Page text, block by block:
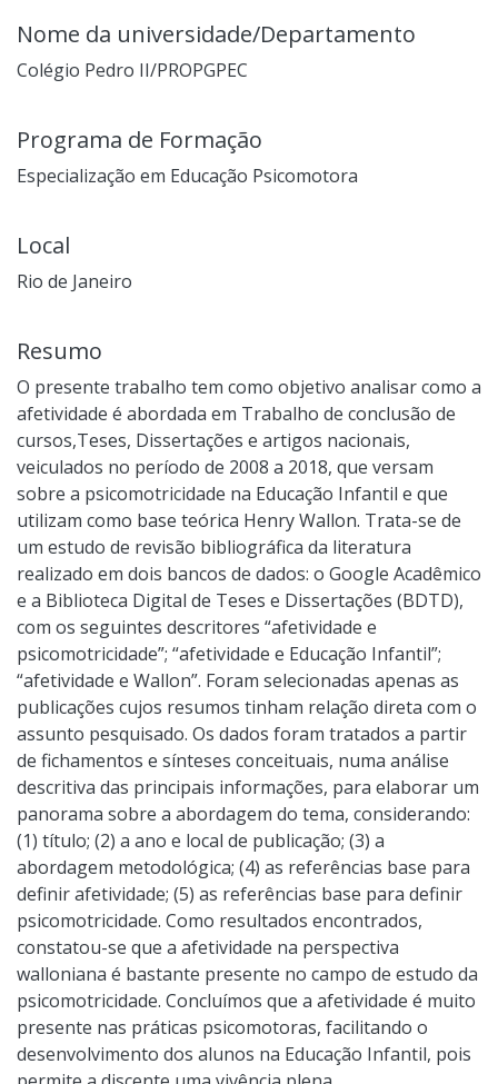
Nome da universidade/Departamento
Colégio Pedro II/PROPGPEC
Programa de Formação
Especialização em Educação Psicomotora
Local
Rio de Janeiro
Resumo
O presente trabalho tem como objetivo analisar como a
afetividade é abordada em Trabalho de conclusão de
cursos,Teses, Dissertações e artigos nacionais,
veiculados no período de 2008 a 2018, que versam
sobre a psicomotricidade na Educação Infantil e que
utilizam como base teórica Henry Wallon. Trata-se de
um estudo de revisão bibliográfica da literatura
realizado em dois bancos de dados: o Google Acadêmico
e a Biblioteca Digital de Teses e Dissertações (BDTD),
com os seguintes descritores “afetividade e
psicomotricidade”; “afetividade e Educação Infantil”;
“afetividade e Wallon”. Foram selecionadas apenas as
publicações cujos resumos tinham relação direta com o
assunto pesquisado. Os dados foram tratados a partir
de fichamentos e sínteses conceituais, numa análise
descritiva das principais informações, para elaborar um
panorama sobre a abordagem do tema, considerando:
(1) título; (2) a ano e local de publicação; (3) a
abordagem metodológica; (4) as referências base para
definir afetividade; (5) as referências base para definir
psicomotricidade. Como resultados encontrados,
constatou-se que a afetividade na perspectiva
walloniana é bastante presente no campo de estudo da
psicomotricidade. Concluímos que a afetividade é muito
presente nas práticas psicomotoras, facilitando o
desenvolvimento dos alunos na Educação Infantil, pois